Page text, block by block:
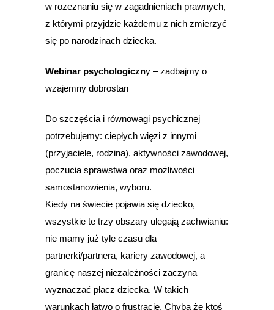
w rozeznaniu się w zagadnieniach prawnych,
z którymi przyjdzie każdemu z nich zmierzyć
się po narodzinach dziecka.
Webinar psychologiczny – zadbajmy o
wzajemny dobrostan
Do szczęścia i równowagi psychicznej
potrzebujemy: ciepłych więzi z innymi
(przyjaciele, rodzina), aktywności zawodowej,
poczucia sprawstwa oraz możliwości
samostanowienia, wyboru.
Kiedy na świecie pojawia się dziecko,
wszystkie te trzy obszary ulegają zachwianiu:
nie mamy już tyle czasu dla
partnerki/partnera, kariery zawodowej, a
granicę naszej niezależności zaczyna
wyznaczać płacz dziecka. W takich
warunkach łatwo o frustrację. Chyba że ktoś